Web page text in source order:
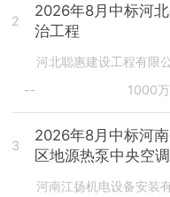
2
2026年8月中标河
治工程
河北聪惠建设工程有限
--
1000
3
2026年8月中标河
区地源热泵中央空
河南江扬机电设备安装